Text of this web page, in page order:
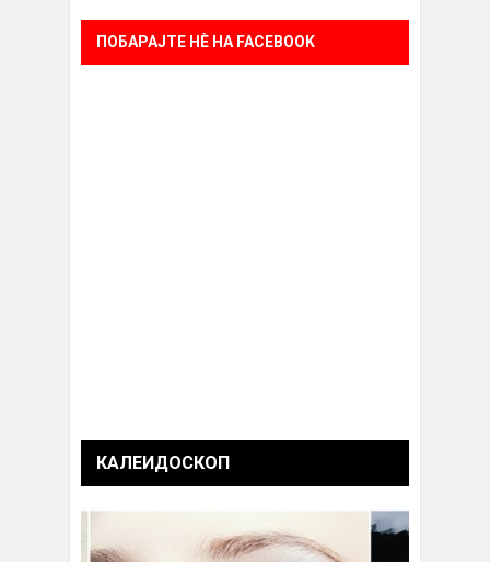
ПОБАРАЈТЕ НÈ НА FACEBOOK
КАЛЕИДОСКОП